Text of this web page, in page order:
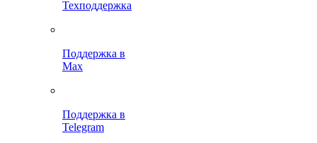
Техподдержка
Поддержка в
Max
Поддержка в
Telegram